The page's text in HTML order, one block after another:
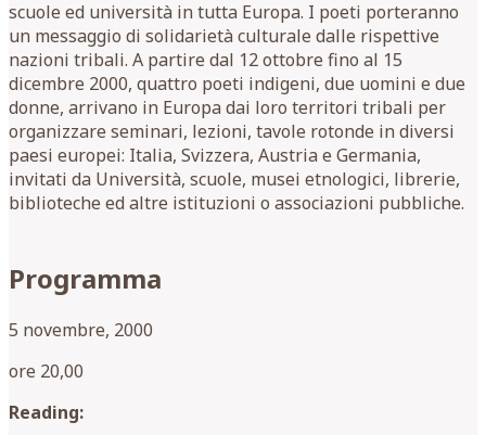
scuole ed università in tutta Europa. I poeti porteranno
un messaggio di solidarietà culturale dalle rispettive
nazioni tribali. A partire dal 12 ottobre fino al 15
dicembre 2000, quattro poeti indigeni, due uomini e due
donne, arrivano in Europa dai loro territori tribali per
organizzare seminari, lezioni, tavole rotonde in diversi
paesi europei: Italia, Svizzera, Austria e Germania,
invitati da Università, scuole, musei etnologici, librerie,
biblioteche ed altre istituzioni o associazioni pubbliche.
Programma
5 novembre, 2000
ore 20,00
Reading: